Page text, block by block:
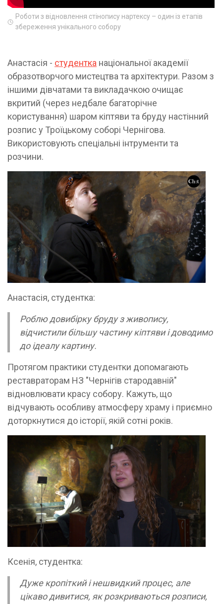
Роботи з відновлення стінопису нартексу – один із етапів
збереження унікального собору
Анастасія - студентка національної академії
образотворчого мистецтва та архітектури. Разом з
іншими дівчатами та викладачкою очищає
вкритий (через недбале багаторічне
користування) шаром кіптяви та бруду настінний
розпис у Троїцькому соборі Чернігова.
Використовують спеціальні інтрументи та
розчини.
Анастасія, студентка:
Роблю довибірку бруду з живопису,
відчистили більшу частину кіптяви і доводимо
до ідеалу картину.
Протягом практики студентки допомагають
реставраторам НЗ "Чернігів стародавній"
відновлювати красу собору. Кажуть, що
відчувають особливу атмосферу храму і приємно
доторкнутися до історії, якій сотні років.
Ксенія, студентка:
Дуже кропіткий і нешвидкий процес, але
цікаво дивитися, як розкриваються розписи,